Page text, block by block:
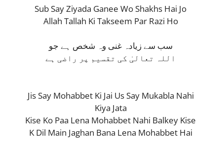
Sub Say Ziyada Ganee Wo Shakhs Hai Jo
Allah Tallah Ki Takseem Par Razi Ho
سب سے زیادہ غنی وہ شخص ہے جو
اللہ تعالیٰ کی تقسیم پر راضی ہے
Jis Say Mohabbet Ki Jai Us Say Mukabla Nahi
Kiya Jata
Kise Ko Paa Lena Mohabbet Nahi Balkey Kise
K Dil Main Jaghan Bana Lena Mohabbet Hai